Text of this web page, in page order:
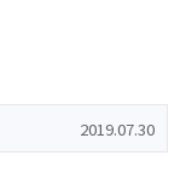
2019.07.30